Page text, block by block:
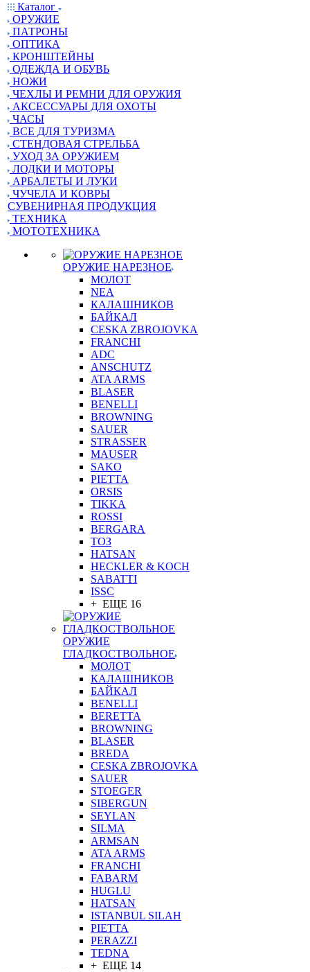
Каталог
ОРУЖИЕ
ПАТРОНЫ
ОПТИКА
КРОНШТЕЙНЫ
ОДЕЖДА И ОБУВЬ
НОЖИ
ЧЕХЛЫ И РЕМНИ ДЛЯ ОРУЖИЯ
АКСЕССУАРЫ ДЛЯ ОХОТЫ
ЧАСЫ
ВСЕ ДЛЯ ТУРИЗМА
СТЕНДОВАЯ СТРЕЛЬБА
УХОД ЗА ОРУЖИЕМ
ЛОДКИ И МОТОРЫ
АРБАЛЕТЫ И ЛУКИ
ЧУЧЕЛА И КОВРЫ
СУВЕНИРНАЯ ПРОДУКЦИЯ
ТЕХНИКА
МОТОТЕХНИКА
ОРУЖИЕ НАРЕЗНОЕ
МОЛОТ
NEA
КАЛАШНИКОВ
БАЙКАЛ
CESKA ZBROJOVKA
FRANCHI
ADC
ANSCHUTZ
ATA ARMS
BLASER
BENELLI
BROWNING
SAUER
STRASSER
MAUSER
SAKO
PIETTA
ORSIS
TIKKA
ROSSI
BERGARA
ТОЗ
HATSAN
HECKLER & KOCH
SABATTI
ISSC
+ ЕЩЕ 16
ОРУЖИЕ
ГЛАДКОСТВОЛЬНОЕ
МОЛОТ
КАЛАШНИКОВ
БАЙКАЛ
BENELLI
BERETTA
BROWNING
BLASER
BREDA
CESKA ZBROJOVKA
SAUER
STOEGER
SIBERGUN
SEYLAN
SILMA
ARMSAN
ATA ARMS
FRANCHI
FABARM
HUGLU
HATSAN
ISTANBUL SILAH
PIETTA
PERAZZI
TEDNA
+ ЕЩЕ 14